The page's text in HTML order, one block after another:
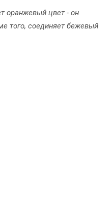
оранжевый цвет - он
того, соединяет бежевый